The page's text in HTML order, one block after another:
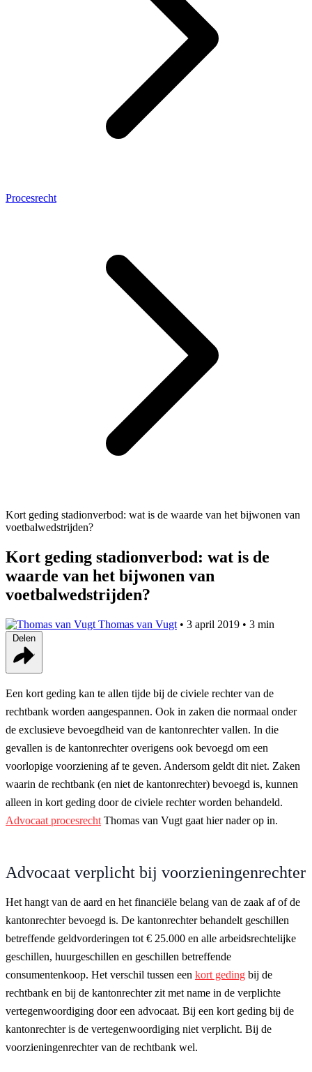
Procesrecht
Kort geding stadionverbod: wat is de waarde van het bijwonen van
voetbalwedstrijden?
Kort geding stadionverbod: wat is de
waarde van het bijwonen van
voetbalwedstrijden?
Thomas van Vugt • 3 april 2019 • 3 min
Een kort geding kan te allen tijde bij de civiele rechter van de
rechtbank worden aangespannen. Ook in zaken die normaal onder
de exclusieve bevoegdheid van de kantonrechter vallen. In die
gevallen is de kantonrechter overigens ook bevoegd om een
voorlopige voorziening af te geven. Andersom geldt dit niet. Zaken
waarin de rechtbank (en niet de kantonrechter) bevoegd is, kunnen
alleen in kort geding door de civiele rechter worden behandeld.
Advocaat procesrecht Thomas van Vugt gaat hier nader op in.
Advocaat verplicht bij voorzieningenrechter
Het hangt van de aard en het financiële belang van de zaak af of de
kantonrechter bevoegd is. De kantonrechter behandelt geschillen
betreffende geldvorderingen tot € 25.000 en alle arbeidsrechtelijke
geschillen, huurgeschillen en geschillen betreffende
consumentenkoop. Het verschil tussen een kort geding bij de
rechtbank en bij de kantonrechter zit met name in de verplichte
vertegenwoordiging door een advocaat. Bij een kort geding bij de
kantonrechter is de vertegenwoordiging niet verplicht. Bij de
voorzieningenrechter van de rechtbank wel.